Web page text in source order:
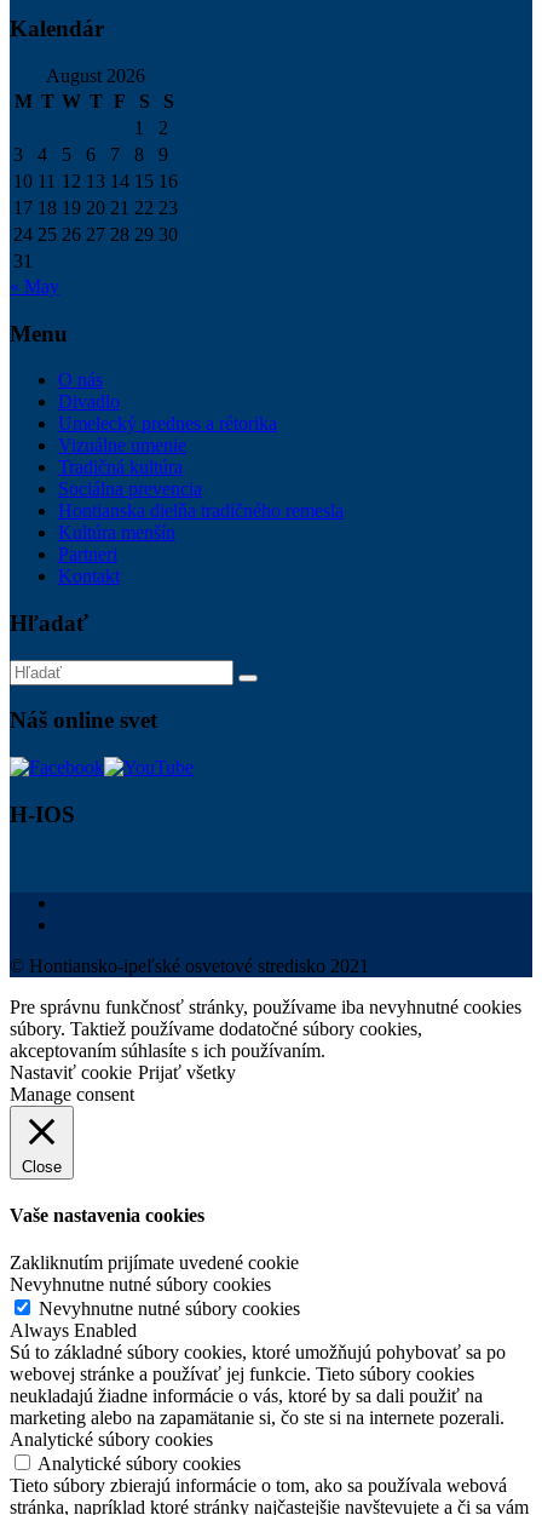
Kalendár
August 2026
M T W T F S
S
1
2
3
4 5 6 7 8
9
10 11 12 13 14 15 16
17 18 19 20 21 22 23
24 25 26 27 28 29 30
31
« May
Menu
O nás
Divadlo
Umelecký prednes a rétorika
Vizuálne umenie
Tradičná kultúra
Sociálna prevencia
Hontianska dielňa tradičného remesla
Kultúra menšín
Partneri
Kontakt
Hľadať
Náš online svet
H-IOS
© Hontiansko-ipeľské osvetové stredisko 2021
Pre správnu funkčnosť stránky, používame iba nevyhnutné cookies
súbory. Taktiež používame dodatočné súbory cookies,
akceptovaním súhlasíte s ich používaním.
Nastaviť cookie Prijať všetky
Manage consent
Close
Vaše nastavenia cookies
Zakliknutím prijímate uvedené cookie
Nevyhnutne nutné súbory cookies
Nevyhnutne nutné súbory cookies
Always Enabled
Sú to základné súbory cookies, ktoré umožňujú pohybovať sa po
webovej stránke a používať jej funkcie. Tieto súbory cookies
neukladajú žiadne informácie o vás, ktoré by sa dali použiť na
marketing alebo na zapamätanie si, čo ste si na internete pozerali.
Analytické súbory cookies
Analytické súbory cookies
Tieto súbory zbierajú informácie o tom, ako sa používala webová
stránka, napríklad ktoré stránky najčastejšie navštevujete a či sa vám